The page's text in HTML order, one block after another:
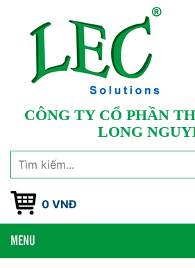
CÔNG TY CỔ PHẦN
LONG
0 VNĐ
MENU